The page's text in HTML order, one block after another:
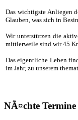
Das wichtigste Anliegen
Glauben, was sich in
Wir unterstützen die
mittlerweile sind wir 45
Das eigentliche Leben
im Jahr, zu unserem
NÃ¤chte Termine